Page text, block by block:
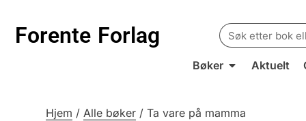
Forente Forlag
Search
for:
Bøker
Aktuelt
Hjem /Alle bøker /Ta vare på mamma